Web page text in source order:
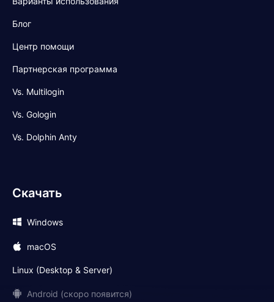
Блог
Центр помощи
Партнерская программа
Vs. Multilogin
Vs. Gologin
Vs. Dolphin Anty
Скачать
Windows
macOS
Linux (Desktop & Server)
Android (скоро появится)